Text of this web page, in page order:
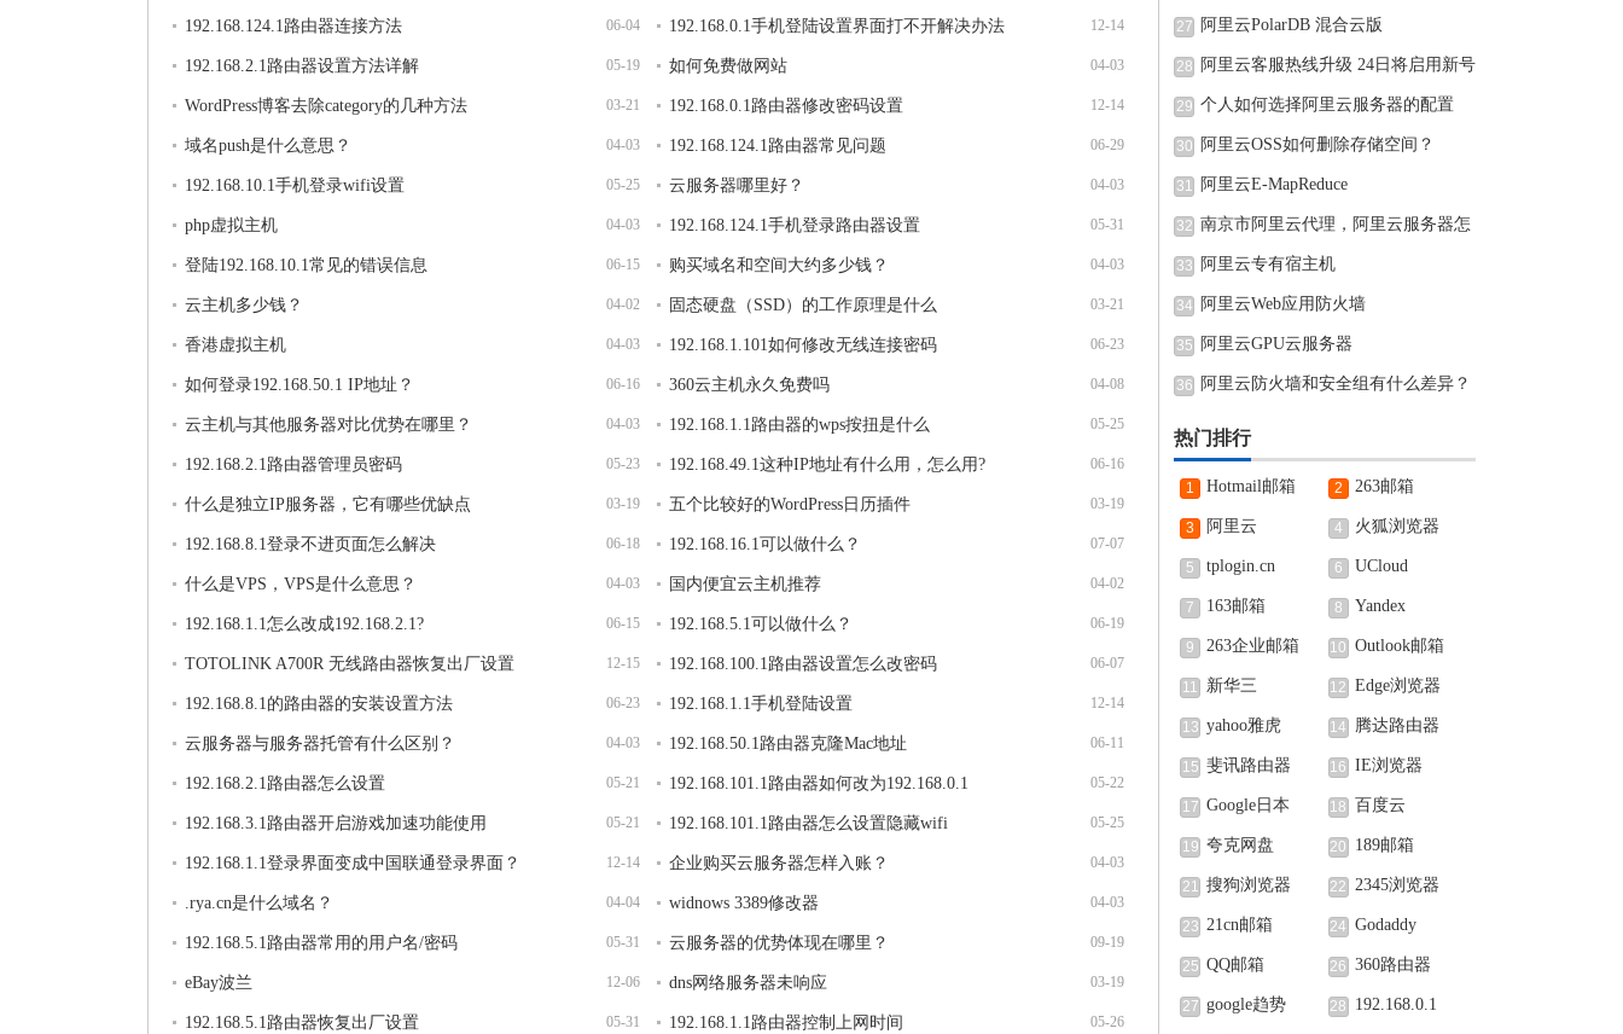
06-04
192.168.124.1路由器连接方法 12-14
192.168.0.1手机登陆设置界面打不开解决办法
05-19
192.168.2.1路由器设置方法详解 04-03
如何免费做网站
03-21
WordPress博客去除category的几种方法 12-14
192.168.0.1路由器修改密码设置
04-03
域名push是什么意思？ 06-29
192.168.124.1路由器常见问题
05-25
192.168.10.1手机登录wifi设置 04-03
云服务器哪里好？
04-03
php虚拟主机 05-31
192.168.124.1手机登录路由器设置
06-15
登陆192.168.10.1常见的错误信息 04-03
购买域名和空间大约多少钱？
04-02
云主机多少钱？ 03-21
固态硬盘（SSD）的工作原理是什么
04-03
香港虚拟主机 06-23
192.168.1.101如何修改无线连接密码
06-16
如何登录192.168.50.1 IP地址？ 04-08
360云主机永久免费吗
04-03
云主机与其他服务器对比优势在哪里？ 05-25
192.168.1.1路由器的wps按扭是什么
05-23
192.168.2.1路由器管理员密码 06-16
192.168.49.1这种IP地址有什么用，怎么用?
03-19
什么是独立IP服务器，它有哪些优缺点 03-19
五个比较好的WordPress日历插件
06-18
192.168.8.1登录不进页面怎么解决 07-07
192.168.16.1可以做什么？
04-03
什么是VPS，VPS是什么意思？ 04-02
国内便宜云主机推荐
06-15
192.168.1.1怎么改成192.168.2.1? 06-19
192.168.5.1可以做什么？
12-15
TOTOLINK A700R 无线路由器恢复出厂设置 06-07
192.168.100.1路由器设置怎么改密码
06-23
192.168.8.1的路由器的安装设置方法 12-14
192.168.1.1手机登陆设置
04-03
云服务器与服务器托管有什么区别？ 06-11
192.168.50.1路由器克隆Mac地址
05-21
192.168.2.1路由器怎么设置 05-22
192.168.101.1路由器如何改为192.168.0.1
05-21
192.168.3.1路由器开启游戏加速功能使用 05-25
192.168.101.1路由器怎么设置隐藏wifi
12-14
192.168.1.1登录界面变成中国联通登录界面？ 04-03
企业购买云服务器怎样入账？
04-04
.rya.cn是什么域名？ 04-03
widnows 3389修改器
05-31
192.168.5.1路由器常用的用户名/密码 09-19
云服务器的优势体现在哪里？
12-06
eBay波兰 03-19
dns网络服务器未响应
05-31
192.168.5.1路由器恢复出厂设置 05-26
192.168.1.1路由器控制上网时间
27 阿里云PolarDB 混合云版
28 阿里云客服热线升级 24日将启用新号
29 个人如何选择阿里云服务器的配置
30 阿里云OSS如何删除存储空间？
31 阿里云E-MapReduce
32 南京市阿里云代理，阿里云服务器怎
33 阿里云专有宿主机
34 阿里云Web应用防火墙
35 阿里云GPU云服务器
36 阿里云防火墙和安全组有什么差异？
热门排行
1 Hotmail邮箱 2 263邮箱
3 阿里云 4 火狐浏览器
5 tplogin.cn 6 UCloud
7 163邮箱 8 Yandex
9 263企业邮箱 10 Outlook邮箱
11 新华三 12 Edge浏览器
13 yahoo雅虎 14 腾达路由器
15 斐讯路由器 16 IE浏览器
17 Google日本 18 百度云
19 夸克网盘 20 189邮箱
21 搜狗浏览器 22 2345浏览器
23 21cn邮箱 24 Godaddy
25 QQ邮箱 26 360路由器
27 google趋势 28 192.168.0.1